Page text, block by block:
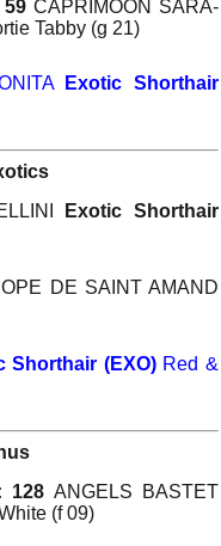
59 CAPRIMOON SARA-
Tabby (g 21)
Exotic Shorthair
Exotic Shorthair
DE SAINT AMAND
Shorthair (EXO)Red &
128 ANGELS BASTET
(f 09)